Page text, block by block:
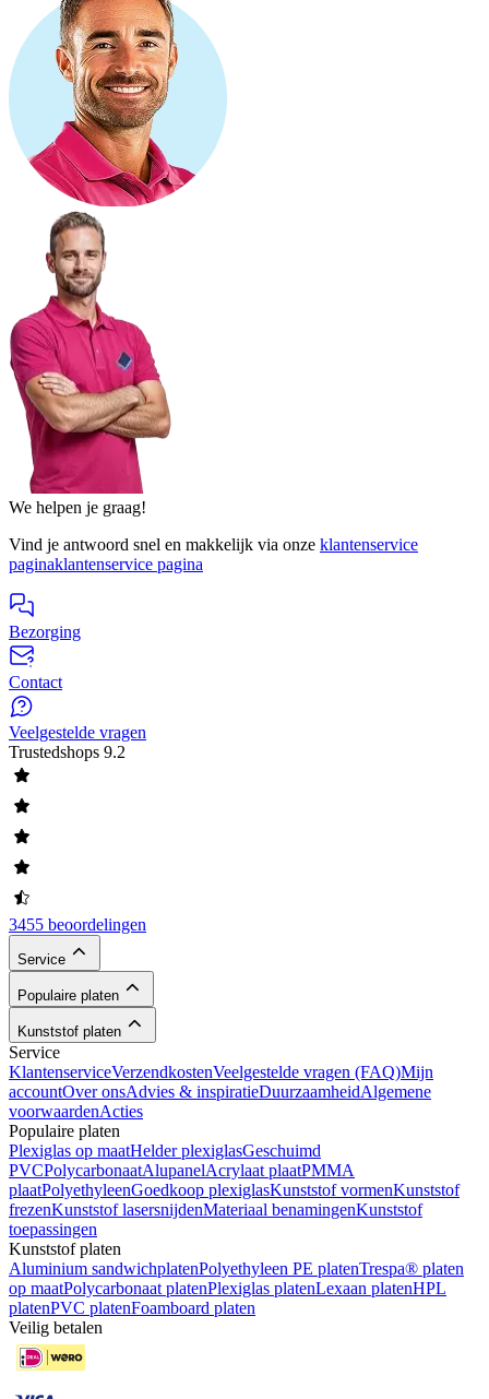
We helpen je graag!
Vind je antwoord snel en makkelijk via onze klantenservice
paginaklantenservice pagina
Bezorging
Contact
Veelgestelde vragen
Trustedshops 9.2
3455 beoordelingen
Service
Populaire platen
Kunststof platen
Service
KlantenserviceVerzendkostenVeelgestelde vragen (FAQ)Mijn
accountOver onsAdvies & inspiratieDuurzaamheidAlgemene
voorwaardenActies
Populaire platen
Plexiglas op maatHelder plexiglasGeschuimd
PVCPolycarbonaatAlupanelAcrylaat plaatPMMA
plaatPolyethyleenGoedkoop plexiglasKunststof vormenKunststof
frezenKunststof lasersnijdenMateriaal benamingenKunststof
toepassingen
Kunststof platen
Aluminium sandwichplatenPolyethyleen PE platenTrespa® platen
op maatPolycarbonaat platenPlexiglas platenLexaan platenHPL
platenPVC platenFoamboard platen
Veilig betalen